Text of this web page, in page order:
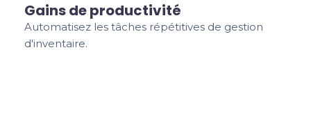
Gains de productivité
Automatisez les tâches répétitives de gestion
d'inventaire.